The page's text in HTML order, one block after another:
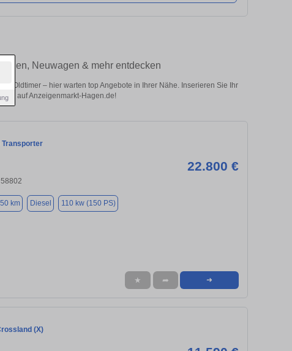
Neuwagen & mehr entdecken
Oldtimer – hier warten top Angebote in Ihrer Nähe. Inserieren Sie Ihr
auf Anzeigenmarkt-Hagen.de!
Transporter
22.800 €
km Diesel 110 kw (150 PS)
★ ➦ ➜
(X)